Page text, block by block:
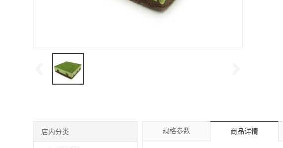
店内分类 规格参数 商品详情